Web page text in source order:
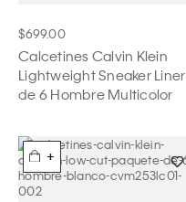
$699.00
Calcetines Calvin Klein
Lightweight Sneaker Liner
de 6 Hombre Multicolor
+